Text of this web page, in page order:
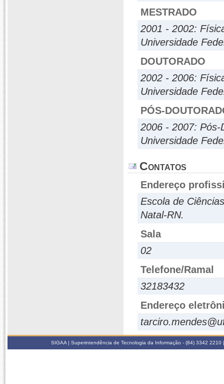
MESTRADO
2001 - 2002:
Universidade
DOUTORADO
2002 - 2006:
Universidade
PÓS-
2006 - 2007: Pós-
Universidade
Contatos
Endereço
Escola de
Natal-RN.
Sala
02
Telefone/Ramal
32183432
Endereço
SIGAA | Superintendência de Tecnologia da Informação - (84) 3342